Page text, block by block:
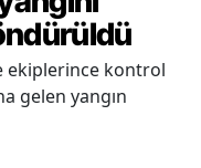
ekiplerince kontrol
gelen yangın